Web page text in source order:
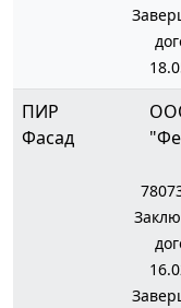
ПИР
Фасад